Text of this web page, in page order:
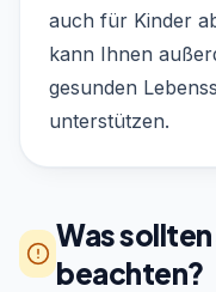
auch für Kinder
kann Ihnen
gesunden
unterstützen.
Was sollten
beachten?